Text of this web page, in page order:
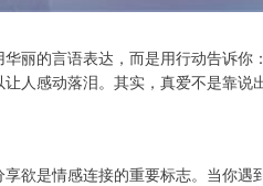
丽的言语表达，而是用行动告诉
人感动落泪。其实，真爱不是靠说
欲是情感连接的重要标志。当你遇